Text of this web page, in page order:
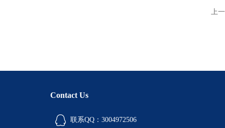
上
Contact Us
联系QQ：3004972506